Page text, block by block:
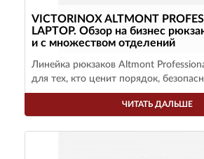
VICTORINOX ALTMONT
LAPTOP. Обзор на бизнес
и с множеством отделений
Линейка рюкзаков Altmont
для тех, кто ценит порядок,
ЧИТАТЬ ДАЛЬШЕ